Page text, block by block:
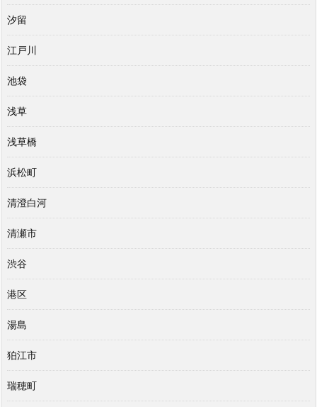
汐留
江戸川
池袋
浅草
浅草橋
浜松町
清澄白河
清瀬市
渋谷
港区
湯島
狛江市
瑞穂町